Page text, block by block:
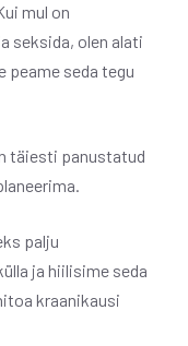
mul on
seksida, olen alati
peame seda tegu
täiesti panustatud
palju
ja hiilisime seda
kraanikausi